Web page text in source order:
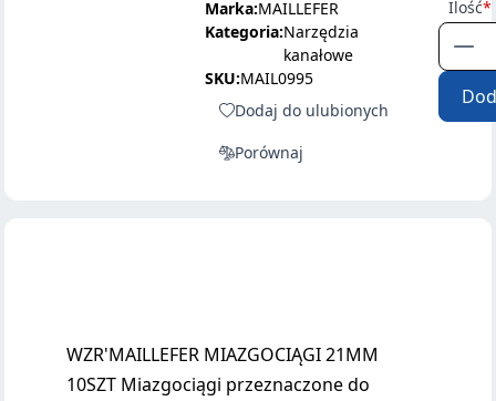
Marka:MAILLEFER
Kategoria:Narzędzia
kanałowe
SKU:MAIL0995
Dodaj do ulubionych
Porównaj
Ilość
WZR'MAILLEFER MIAZGOCIĄGI 21MM
10SZT Miazgociągi przeznaczone do